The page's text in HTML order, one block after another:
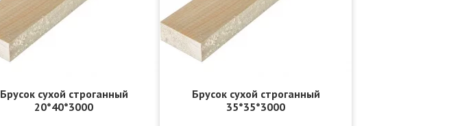
Брусок сухой строганный
20*40*3000
Брусок сухой строганный
35*35*3000